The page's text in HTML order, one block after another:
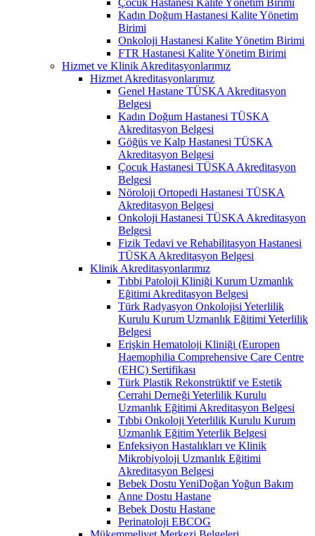
Kadın Doğum Hastanesi Kalite Yönetim
Birimi
Onkoloji Hastanesi Kalite Yönetim Birimi
FTR Hastanesi Kalite Yönetim Birimi
Hizmet ve Klinik Akreditasyonlarımız
Hizmet Akreditasyonlarımız
Genel Hastane TÜSKA Akreditasyon
Belgesi
Kadın Doğum Hastanesi TÜSKA
Akreditasyon Belgesi
Göğüs ve Kalp Hastanesi TÜSKA
Akreditasyon Belgesi
Çocuk Hastanesi TÜSKA Akreditasyon
Belgesi
Nöroloji Ortopedi Hastanesi TÜSKA
Akreditasyon Belgesi
Onkoloji Hastanesi TÜSKA Akreditasyon
Belgesi
Fizik Tedavi ve Rehabilitasyon Hastanesi
TÜSKA Akreditasyon Belgesi
Klinik Akreditasyonlarımız
Tıbbi Patoloji Kliniği Kurum Uzmanlık
Eğitimi Akreditasyon Belgesi
Türk Radyasyon Onkolojisi Yeterlilik
Kurulu Kurum Uzmanlık Eğitimi Yeterlilik
Belgesi
Erişkin Hematoloji Kliniği (Europen
Haemophilia Comprehensive Care Centre
(EHC) Sertifikası
Türk Plastik Rekonstrüktif ve Estetik
Cerrahi Derneği Yeterlilik Kurulu
Uzmanlık Eğitimi Akreditasyon Belgesi
Tıbbi Onkoloji Yeterlilik Kurulu Kurum
Uzmanlık Eğitim Yeterlik Belgesi
Enfeksiyon Hastalıkları ve Klinik
Mikrobiyoloji Uzmanlık Eğitimi
Akreditasyon Belgesi
Bebek Dostu YeniDoğan Yoğun Bakım
Anne Dostu Hastane
Bebek Dostu Hastane
Perinatoloji EBCOG